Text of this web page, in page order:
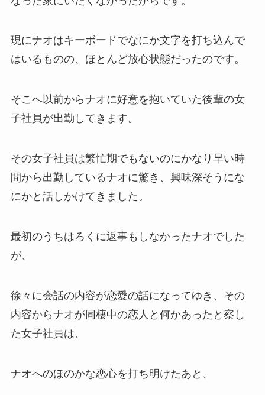
現にナオはキーボードでなにか文字を打ち込んで
はいるものの、ほとんど放心状態だったのです。
そこへ以前からナオに好意を抱いていた後輩の女
子社員が出勤してきます。
その女子社員は繁忙期でもないのにかなり早い時
間から出勤しているナオに驚き、興味深そうにな
にかと話しかけてきました。
最初のうちはろくに返事もしなかったナオでした
が、
徐々に会話の内容が恋愛の話になってゆき、その
内容からナオが同棲中の恋人と何かあったと察し
た女子社員は、
ナオへのほのかな恋心を打ち明けたあと、